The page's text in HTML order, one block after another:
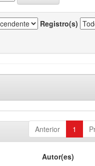
Registro(s)
Anterior 1
Autor(es)